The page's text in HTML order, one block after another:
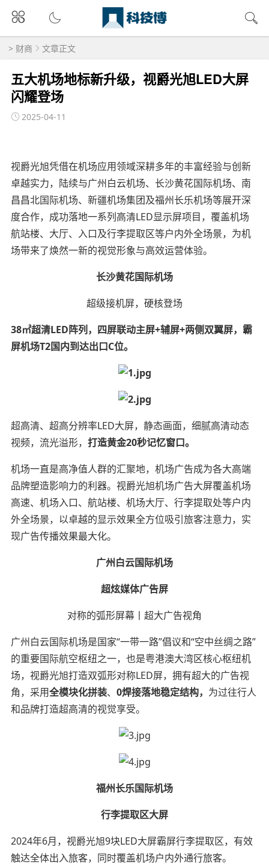
> 财商 文章正文
五大机场地标新升级，视爵光旭LED大屏
闪耀登场
2025-04-11
视爵光旭凭借在机场应用领域深耕多年的丰富经验与创新
卓越实力，陆续与广州白云机场、长沙黄花国际机场、南
昌昌北国际机场、新疆机场集团及福州长乐机场等展开深
度合作，成功落地一系列高清LED显示屏项目，覆盖机场
航站楼、大厅、入口及行李提取区等户内外全场景，为机
场带来了焕然一新的视觉形象与高效运营体验。
长沙黄花国际机场
超级接机屏，硬核登场
38㎡超清LED阵列，四屏联动主屏+辅屏+两侧双翼屏，霸
屏机场T2国内到达出口C位。
超高清、超高分辨率LED大屏，静态画面，细腻高清动态
视频，流光溢形， 打造黄金20秒记忆窗口。
机场一直是高净值人群的汇聚地，机场广告成为各大高端
品牌塑造影响力的利器。视爵光旭机场广告大屏覆盖机场
高速、机场入口、航站楼、机场大厅、行李提取处等户内
外全场景，以卓越的显示效果全方位吸引旅客注意力，实
现广告传播效果最大化。
广州白云国际机场
超炫媒体广告屏
对称的弧形屏幕丨超大广告视角
广州白云国际机场是国家“一带一路”倡议和“空中丝绸之路”
的重要国际航空枢纽之一，也是粤港澳大湾区核心枢纽机
场，视爵光旭打造双弧形对称LED屏，拥有超大的广告视
角，采用全模块化拼装、 0焊接落地稳定结构， 为过往行人
和品牌打造超高清的视觉享受。
福州长乐国际机场
行李提取区大屏
2024年6月，视爵光旭9块LED大屏霸屏行李提取区，有效
触达全体出入旅客，同时覆盖机场户内外通行旅客。